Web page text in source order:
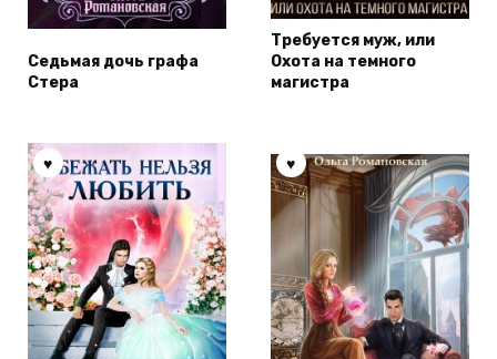
Седьмая дочь графа
Стера
Требуется муж, или
Охота на темного
магистра